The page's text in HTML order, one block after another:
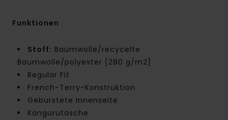
Funktionen
Stoff: Baumwolle/recycelte
Baumwolle/polyester [280 g/m2]
Regular Fit
French-Terry-Konstruktion
Gebürstete Innenseite
Kängurutasche